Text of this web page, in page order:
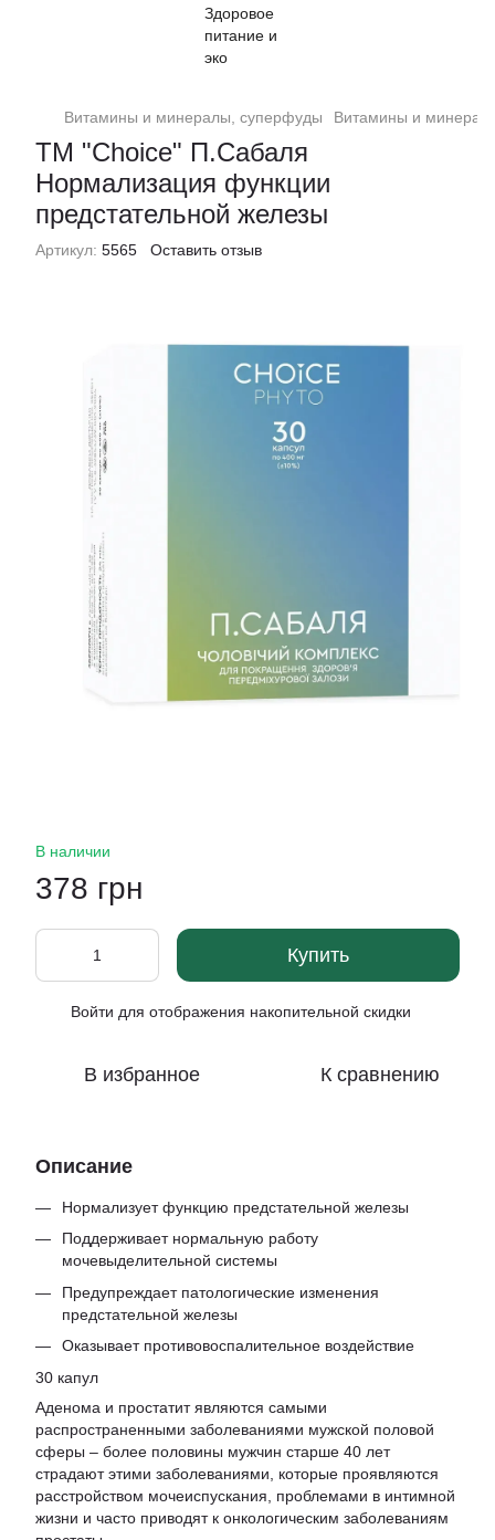
Витамины и минералы, суперфуды Витамины и
ТМ "Choice" П.Сабаля
Нормализация функции
предстательной железы
Артикул: 5565 Оставить отзыв
В наличии
378 грн
Купить
Войти для отображения накопительной скидки
В избранное К сравнению
Описание
Нормализует функцию предстательной железы
Поддерживает нормальную работу
мочевыделительной системы
Предупреждает патологические изменения
предстательной железы
Оказывает противовоспалительное воздействие
30 капул
Аденома и простатит являются самыми
распространенными заболеваниями мужской половой
сферы – более половины мужчин старше 40 лет
страдают этими заболеваниями, которые проявляются
расстройством мочеиспускания, проблемами в интимной
жизни и часто приводят к онкологическим заболеваниям